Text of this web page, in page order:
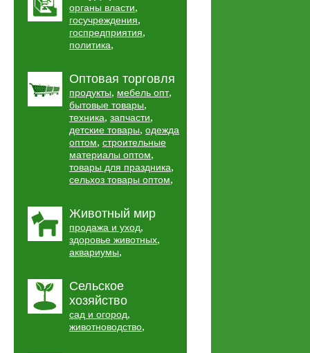
органы власти,
госучреждения,
госпредприятия,
политика,
Оптовая торговля
продукты, мебель опт,
бытовые товары,
техника, запчасти,
детские товары, одежда
оптом, строительные
материалы оптом,
товары для праздника,
сельхоз товары оптом,
Животный мир
продажа и уход,
здоровье животных,
аквариумы,
Сельское
хозяйство
сад и огород,
животноводство,